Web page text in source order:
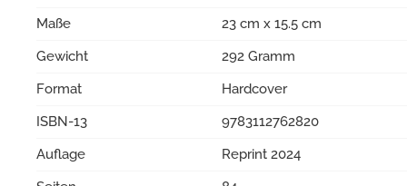
Maße
23 cm x 15.5 cm
Gewicht
292 Gramm
Format
Hardcover
ISBN-13
9783112762820
Auflage
Reprint 2024